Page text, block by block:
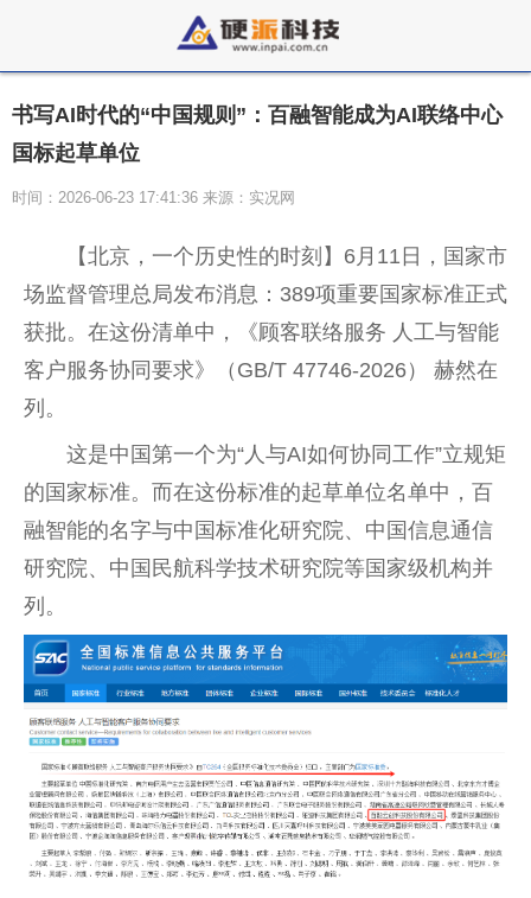
书写AI时代的“中国规则”：百融智能成为AI联络中心
国标起草单位
时间：2026-06-23 17:41:36 来源：实况网
【北京，一个历史性的时刻】6月11日，国家市
场监督管理总局发布消息：389项重要国家标准正式
获批。在这份清单中，《顾客联络服务 人工与智能
客户服务协同要求》（GB/T 47746-2026） 赫然在
列。
这是中国第一个为“人与AI如何协同工作”立规矩
的国家标准。而在这份标准的起草单位名单中，百
融智能的名字与中国标准化研究院、中国信息通信
研究院、中国民航科学技术研究院等国家级机构并
列。